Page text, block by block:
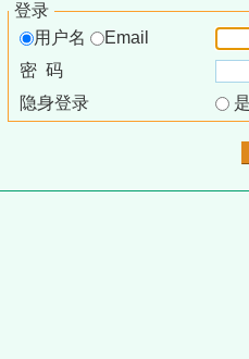
登录
用户名
Email
密 码
隐身登录